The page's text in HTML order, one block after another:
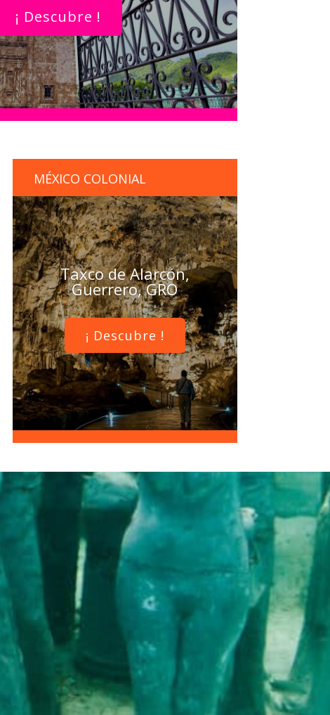
¡ Descubre !
MÉXICO COLONIAL
Taxco de Alarcón,
Guerrero, GRO
¡ Descubre !